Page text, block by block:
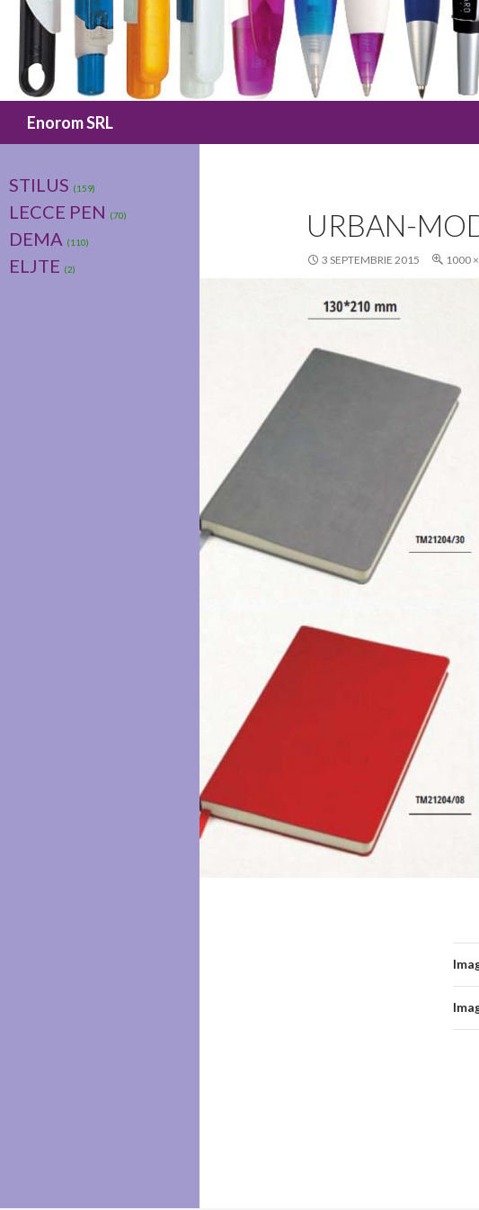
Enorom SRL
URBAN-
3 SEPTEMBRIE 2015 1000
STILUS (159)
LECCE PEN (70)
DEMA (110)
ELJTE (2)